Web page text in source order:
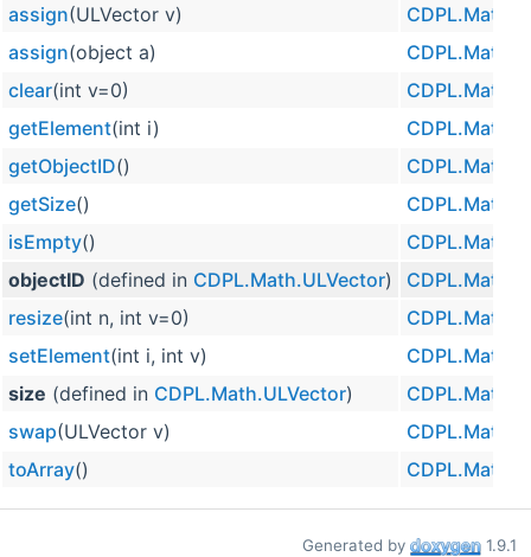
assign(ULVector v)
assign(object a)
clear(int v=0)
getElement(int i)
getObjectID()
getSize()
isEmpty()
objectID (defined in CDPL.Math.ULVector)
resize(int n, int v=0)
setElement(int i, int v)
size (defined in CDPL.Math.ULVector)
swap(ULVector v)
toArray()
Generated by 1.9.1